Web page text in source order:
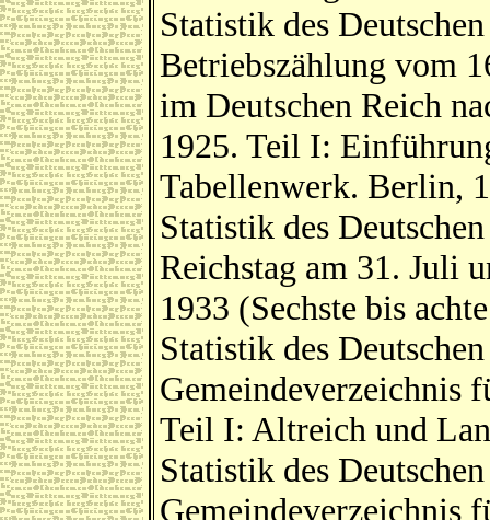
Statistik des
Betriebszählung vom
im Deutschen Reich
1925. Teil I:
Tabellenwerk. Berlin,
Statistik des
Reichstag am 31. Juli
1933 (Sechste bis
Statistik des
Gemeindeverzeichnis
Teil I: Altreich und
Statistik des
Gemeindeverzeichnis